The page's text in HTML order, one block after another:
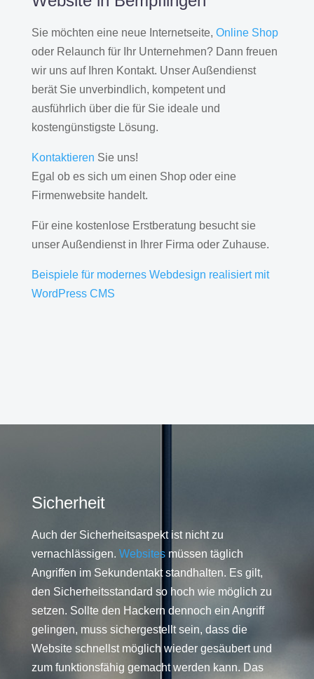
Sie möchten eine neue Internetseite, Online Shop
oder Relaunch für Ihr Unternehmen? Dann freuen
wir uns auf Ihren Kontakt. Unser Außendienst
berät Sie unverbindlich, kompetent und
ausführlich über die für Sie ideale und
kostengünstigste Lösung.
Kontaktieren Sie uns!
Egal ob es sich um einen Shop oder eine
Firmenwebsite handelt.
Für eine kostenlose Erstberatung besucht sie
unser Außendienst in Ihrer Firma oder Zuhause.
Beispiele für modernes Webdesign realisiert mit
WordPress CMS
Sicherheit
Auch der Sicherheitsaspekt ist nicht zu
vernachlässigen. Websitesmüssen täglich
Angriffen im Sekundentakt standhalten. Es gilt,
den Sicherheitsstandard so hoch wie möglich zu
setzen. Sollte den Hackern dennoch ein Angriff
gelingen, muss sichergestellt sein, dass die
Website schnellst möglich wieder gesäubert und
zum funktionsfähig gemacht werden kann. Das